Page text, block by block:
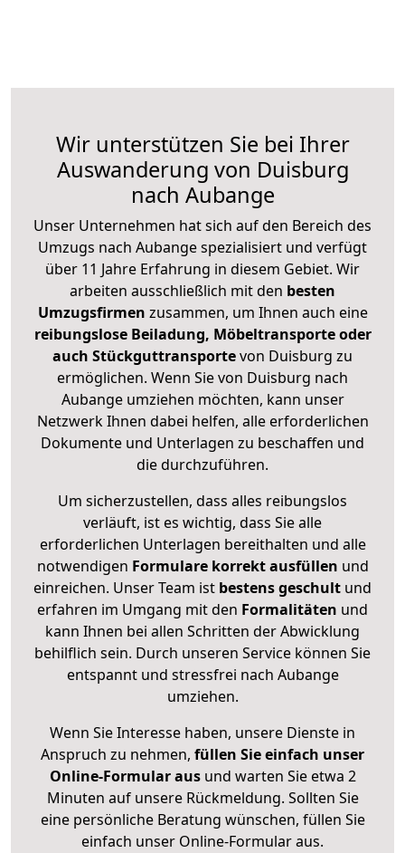
Wir unterstützen Sie bei Ihrer
Auswanderung von Duisburg
nach Aubange
Unser Unternehmen hat sich auf den Bereich des
Umzugs nach Aubange spezialisiert und verfügt
über 11 Jahre Erfahrung in diesem Gebiet. Wir
arbeiten ausschließlich mit den besten
Umzugsfirmen zusammen, um Ihnen auch eine
reibungslose Beiladung, Möbeltransporte oder
auch Stückguttransportevon Duisburg zu
ermöglichen. Wenn Sie von Duisburg nach
Aubange umziehen möchten, kann unser
Netzwerk Ihnen dabei helfen, alle erforderlichen
Dokumente und Unterlagen zu beschaffen und
die durchzuführen.
Um sicherzustellen, dass alles reibungslos
verläuft, ist es wichtig, dass Sie alle
erforderlichen Unterlagen bereithalten und alle
notwendigen Formulare korrekt ausfüllen und
einreichen. Unser Team ist bestens geschult und
erfahren im Umgang mit den Formalitäten und
kann Ihnen bei allen Schritten der Abwicklung
behilflich sein. Durch unseren Service können Sie
entspannt und stressfrei nach Aubange
umziehen.
Wenn Sie Interesse haben, unsere Dienste in
Anspruch zu nehmen, füllen Sie einfach unser
Online-Formular ausund warten Sie etwa 2
Minuten auf unsere Rückmeldung. Sollten Sie
eine persönliche Beratung wünschen, füllen Sie
einfach unser Online-Formular aus.